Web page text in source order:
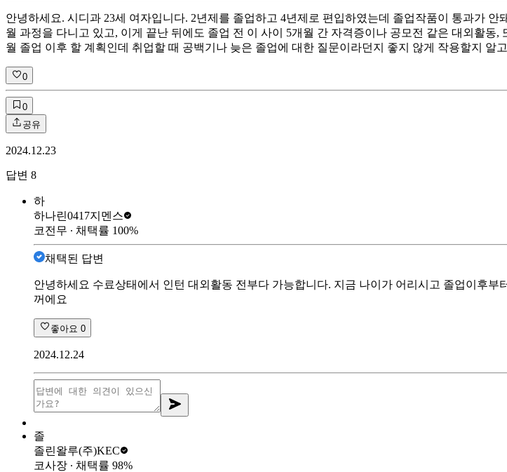
안녕하세요. 시디과 23세 여자입니다. 2년제를 졸업하고 4년제로 편입하였는데 졸업작품이 통과가
월 과정을 다니고 있고, 이게 끝난 뒤에도 졸업 전 이 사이 5개월 간 자격증이나 공모전 같은 대외활
월 졸업 이후 할 계획인데 취업할 때 공백기나 늦은 졸업에 대한 질문이라던지 좋지 않게 작용할지 알
0
0
공유
2024.12.23
답변 8
하
하나린0417지멘스
코전무 ∙ 채택률 100%
채택된 답변
안녕하세요 수료상태에서 인턴 대외활동 전부다 가능합니다. 지금 나이가 어리시고 졸업이후
꺼에요
좋아요 0
2024.12.24
졸
졸린왈루(주)KEC
코사장 ∙ 채택률 98%